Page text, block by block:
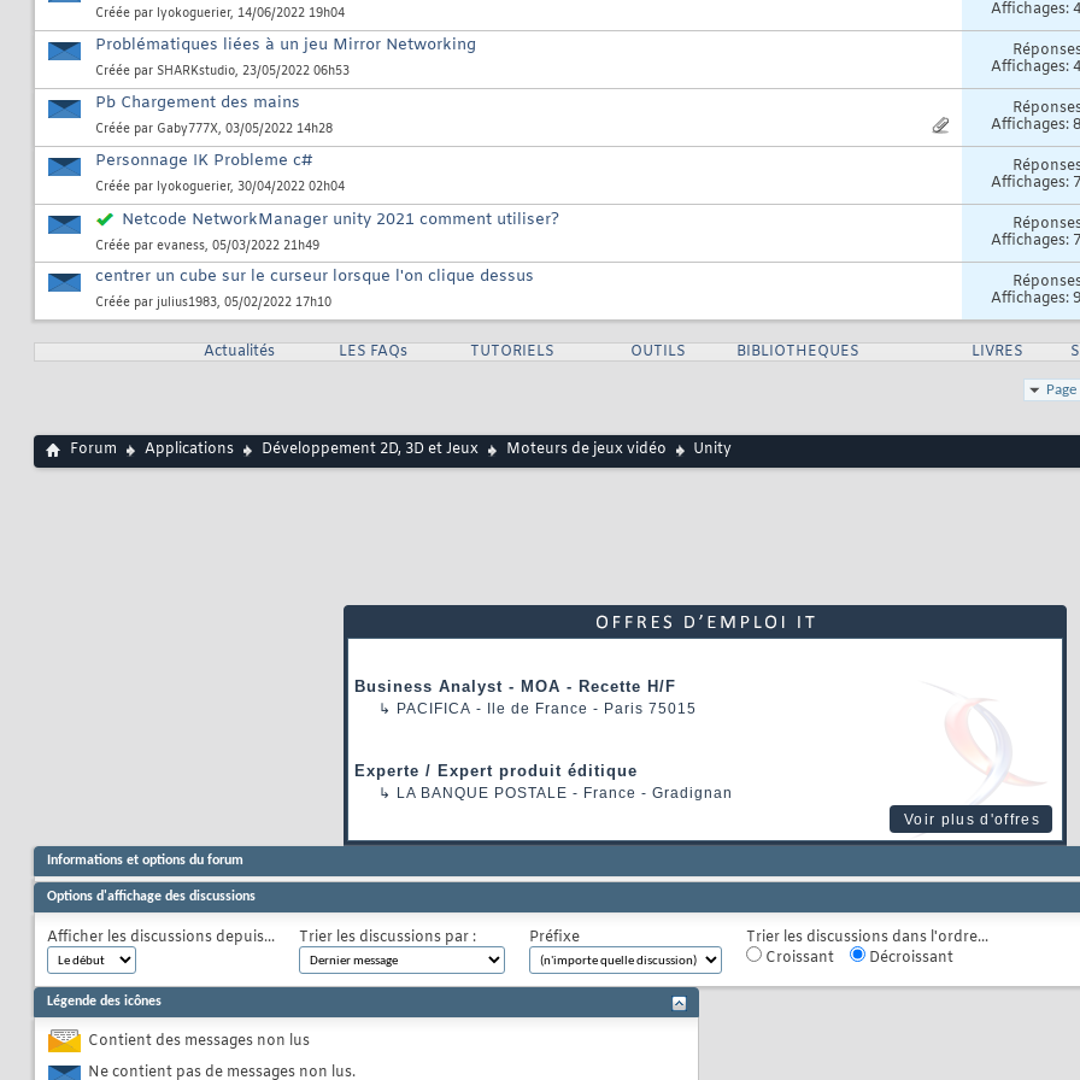
Créée par lyokoguerier, 14/06/2022 19h04
Affichages:
Problématiques liées à un jeu Mirror Networking
Créée par SHARKstudio, 23/05/2022 06h53
Affichages:
Pb Chargement des mains
Créée par Gaby777X, 03/05/2022 14h28
Affichages:
Personnage IK Probleme c#
Créée par lyokoguerier, 30/04/2022 02h04
Affichages:
Netcode NetworkManager unity 2021 comment utiliser?
Créée par evaness, 05/03/2022 21h49
Affichages:
centrer un cube sur le curseur lorsque l'on clique dessus
Créée par julius1983, 05/02/2022 17h10
Affichages:
Actualités LES FAQs TUTORIELS OUTILS BIBLIOTHEQUES LIVRES
Forum Applications Développement 2D, 3D et Jeux Moteurs de jeux vidéo Unity
Business Analyst - MOA - Recette H/F
↳ PACIFICA - Ile de France - Paris 75015
Experte / Expert produit éditique
↳ LA BANQUE POSTALE - France - Gradignan
Voir plus d'offres
Informations et options du forum
Options d'affichage des discussions
Afficher les discussions depuis... Trier les discussions par : Préfixe
Trier les discussions dans l'ordre...
Croissant
Décroissant
Légende des icônes
Contient des messages non lus
Ne contient pas de messages non lus.